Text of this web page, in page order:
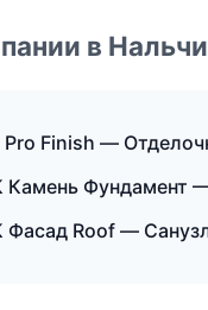
в
Pro Finish —
Камень Фундамент
Фасад Roof —